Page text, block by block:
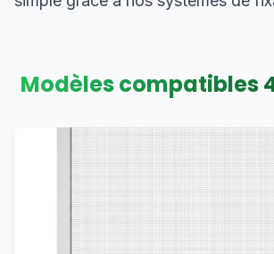
Modèles compatibles